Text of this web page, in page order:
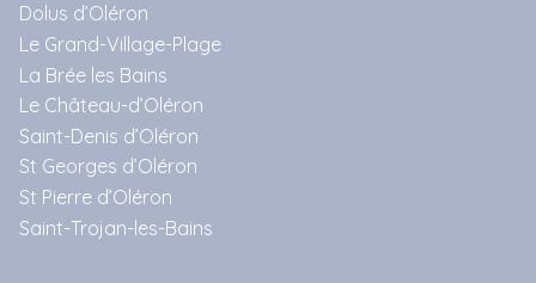
Dolus d’Oléron
Le Grand-Village-Plage
La Brée les Bains
Le Château-d’Oléron
Saint-Denis d’Oléron
St Georges d’Oléron
St Pierre d’Oléron
Saint-Trojan-les-Bains